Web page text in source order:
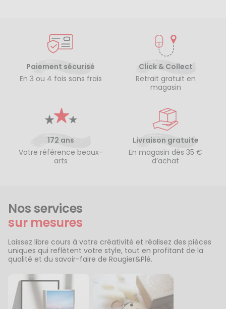
Paiement sécurisé
En 3 ou 4 fois sans frais
Click & Collect
Retrait gratuit en
magasin
172 ans
Votre référence beaux-
arts
Livraison gratuite
En magasin dès 35 €
d’achat
Nos services
sur mesures
Laissez libre cours à votre créativité et réalisez des pièces
uniques qui reflètent votre style, tout en profitant de la
qualité et du savoir-faire de Rougier&Plé.